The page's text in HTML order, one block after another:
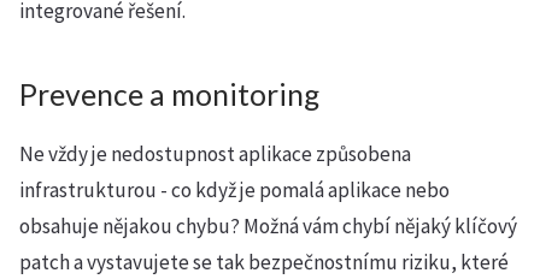
integrované řešení.
Prevence a monitoring
Ne vždy je nedostupnost aplikace způsobena
infrastrukturou - co když je pomalá aplikace nebo
obsahuje nějakou chybu? Možná vám chybí nějaký klíčový
patch a vystavujete se tak bezpečnostnímu riziku, které